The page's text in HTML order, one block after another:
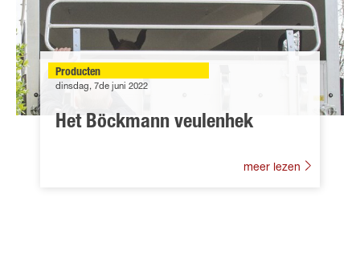
Producten
dinsdag, 7de juni 2022
Het Böckmann veulenhek
meer lezen